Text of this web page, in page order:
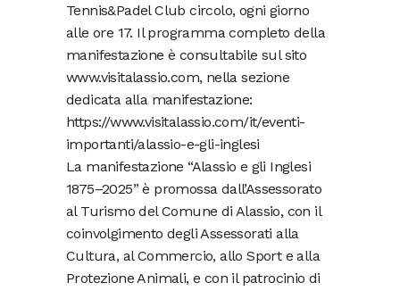
Tennis&Padel Club circolo, ogni giorno
alle ore 17. Il programma completo della
manifestazione è consultabile sul sito
www.visitalassio.com, nella sezione
dedicata alla manifestazione:
https://www.visitalassio.com/it/eventi-
importanti/alassio-e-gli-inglesi
La manifestazione “Alassio e gli Inglesi
1875–2025” è promossa dall’Assessorato
al Turismo del Comune di Alassio, con il
coinvolgimento degli Assessorati alla
Cultura, al Commercio, allo Sport e alla
Protezione Animali, e con il patrocinio di